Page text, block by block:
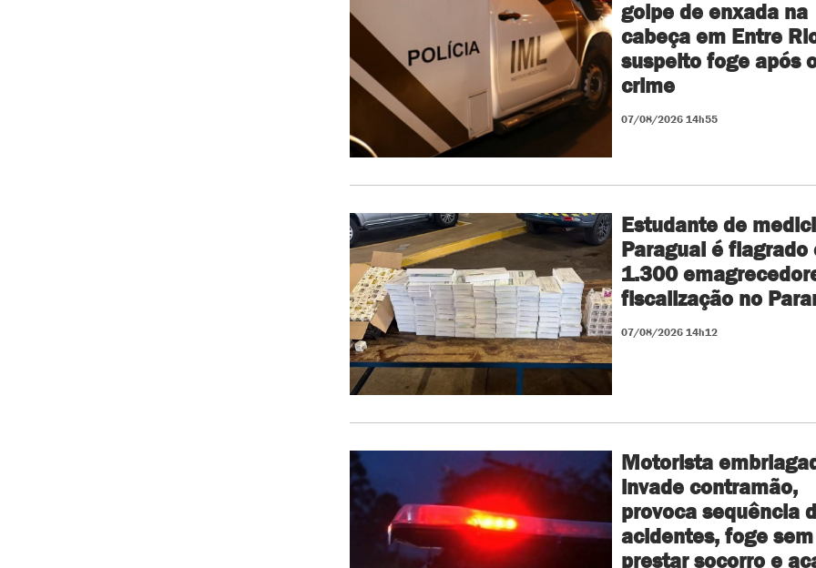
golpe de enxada na
cabeça em Entre
suspeito foge após
crime
07/08/2026 14h55
Estudante de
Paraguai é flagrado
1.300
fiscalização no
07/08/2026 14h12
Motorista
invade contramão,
provoca sequência
acidentes, foge sem
prestar socorro e